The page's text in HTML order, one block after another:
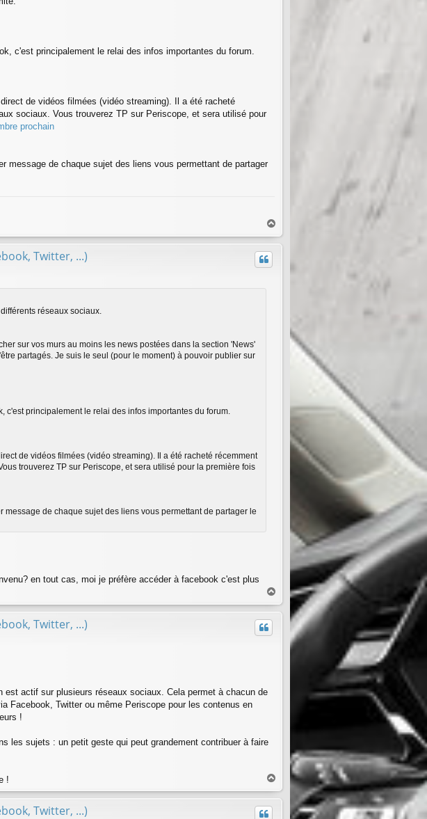
c'est principalement le relai des infos importantes du forum.
de vidéos filmées (vidéo streaming). Il a été racheté
sociaux. Vous trouverez TP sur Periscope, et sera utilisé pour
prochain
message de chaque sujet des liens vous permettant de partager
a
u
Twitter, ...)
réseaux sociaux.
sur vos murs au moins les news postées dans la section 'News'
partagés. Je suis le seul (pour le moment) à pouvoir publier sur
c'est principalement le relai des infos importantes du forum.
de vidéos filmées (vidéo streaming). Il a été racheté récemment
trouverez TP sur Periscope, et sera utilisé pour la première fois
de chaque sujet des liens vous permettant de partager le
en tout cas, moi je préfère accéder à facebook c'est plus
a
u
Twitter, ...)
est actif sur plusieurs réseaux sociaux. Cela permet à chacun de
Facebook, Twitter ou même Periscope pour les contenus en
!
les sujets : un petit geste qui peut grandement contribuer à faire
!
a
u
Twitter, ...)